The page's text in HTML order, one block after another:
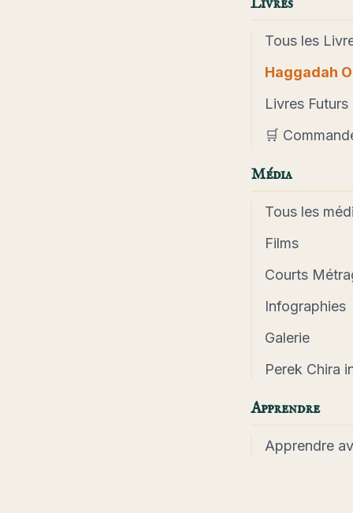
Tous les
Haggadah
Livres Futurs
🛒
Média
Tous les
Films
Courts
Infographies
Galerie
Perek Chira
Apprendre
Apprendre